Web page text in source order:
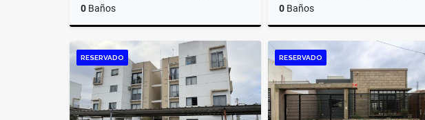
0 Baños
Venta
US$17,000
0 Baños
US$67,000
RESERVADO RESERVADO